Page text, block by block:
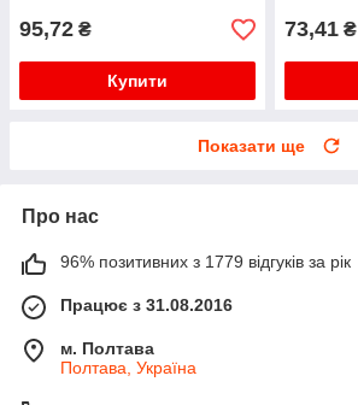
95,72 ₴
Купити
73,41 ₴
Показати ще
Про нас
96% позитивних з 1779 відгуків за рік
Працює з 31.08.2016
м. Полтава
Полтава, Україна